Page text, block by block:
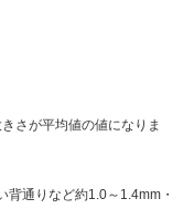
さが平均値の値になりま
通りなど約1.0～1.4mm・